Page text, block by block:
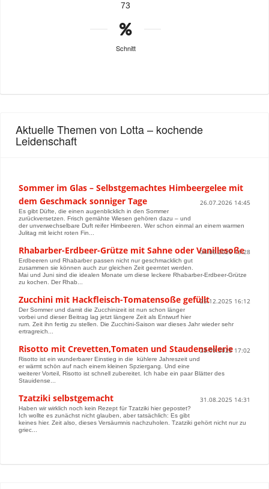
73
Schnitt
Aktuelle Themen von Lotta – kochende
Leidenschaft
Sommer im Glas – Selbstgemachtes Himbeergelee mit
dem Geschmack sonniger Tage
26.07.2026 14:45
Es gibt Düfte, die einen augenblicklich in den Sommer
zurückversetzen. Frisch gemähte Wiesen gehören dazu – und
der unverwechselbare Duft reifer Himbeeren. Wer schon einmal an einem warmen
Julitag mit leicht roten Fin...
Rhabarber-Erdbeer-Grütze mit Sahne oder Vanillesoße
04.06.2026 13:28
Erdbeeren und Rhabarber passen nicht nur geschmacklich gut
zusammen sie können auch zur gleichen Zeit geerntet werden.
Mai und Juni sind die idealen Monate um diese leckere Rhabarber-Erdbeer-Grütze
zu kochen. Der Rhab...
Zucchini mit Hackfleisch-Tomatensoße gefüllt25.12.2025 16:12
Der Sommer und damit die Zucchinizeit ist nun schon länger
vorbei und dieser Beitrag lag jetzt längere Zeit als Entwurf hier
rum. Zeit ihn fertig zu stellen. Die Zucchini-Saison war dieses Jahr wieder sehr
ertragreich...
Risotto mit Crevetten,Tomaten und Staudensellerie
28.09.2025 17:02
Risotto ist ein wunderbarer Einstieg in die kühlere Jahreszeit und
er wärmt schön auf nach einem kleinen Spziergang. Und eine
weiterer Vorteil, Risotto ist schnell zubereitet. Ich habe ein paar Blätter des
Stauidense...
Tzatziki selbstgemacht 31.08.2025 14:31
Haben wir wirklich noch kein Rezept für Tzatziki hier gepostet?
Ich wollte es zunächst nicht glauben, aber tatsächlich: Es gibt
keines hier. Zeit also, dieses Versäumnis nachzuholen. Tzatziki gehört nicht nur zu
griec...